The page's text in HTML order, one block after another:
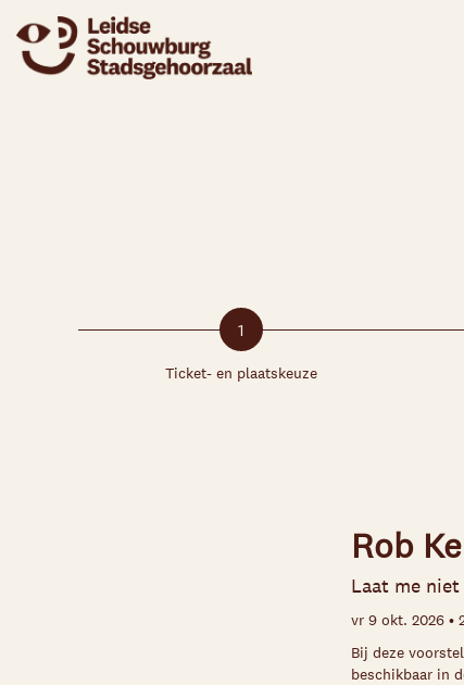
1
Ticket- en plaatskeuze
Rob
Laat me
vr 9 okt. 2026 •
Bij deze
beschikbaar in